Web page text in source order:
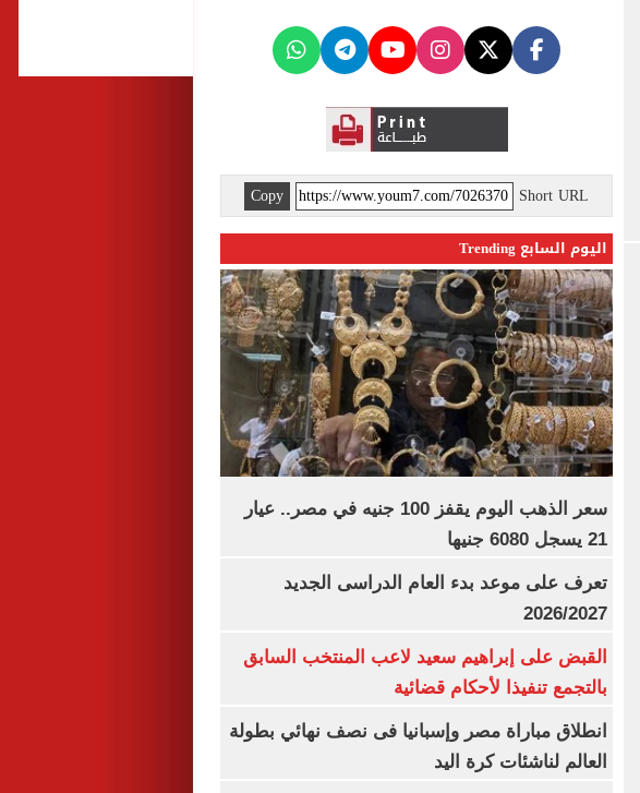
Short URL
Copy
اليوم السابع Trending
سعر الذهب اليوم يقفز 100 جنيه في مصر.. عيار
21 يسجل 6080 جنيها
تعرف على موعد بدء العام الدراسى الجديد
2026/2027
القبض على إبراهيم سعيد لاعب المنتخب السابق
بالتجمع تنفيذا لأحكام قضائية
انطلاق مباراة مصر وإسبانيا فى نصف نهائي بطولة
العالم لناشئات كرة اليد